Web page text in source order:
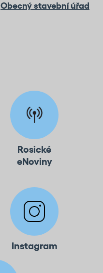
Obecný stavební úřad
Rosické
eNoviny
Instagram